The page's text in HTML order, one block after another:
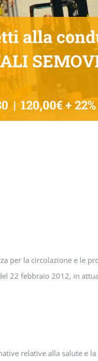
alla
| 120,00€ +
per la circolazione e le
22 febbraio 2012, in
relative alla salute e